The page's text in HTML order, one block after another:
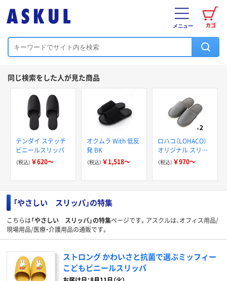
カゴ
メニュー
同じ検索をした人が見た商品
テンダイ ステッチ
ビニールスリッパ
（税込） ￥620～
オクムラ With 低反
発 BK
（税込） ￥1,518～
ロハコ（LOHACO）
オリジナル スリッ
パ 外縫いタイプ 室
（税込） ￥970～
「やさしい スリッパ」の特集
こちらは「やさしい スリッパ」の特集ページです。アスクルは、オフィス用品/
現場用品/医療・介護用品の通販です。
ストロング かわいさと抗菌で選ぶミッフィー
こどもビニールスリッパ